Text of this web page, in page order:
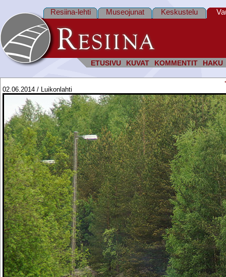
ETUSIVU KUVAT KOMMENTIT HAKU
Resiina-lehti Museojunat Keskustelu
02.06.2014 / Luikonlahti